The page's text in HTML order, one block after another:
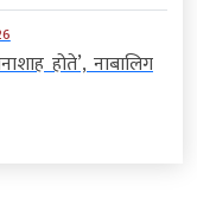
होते’, नाबालिग